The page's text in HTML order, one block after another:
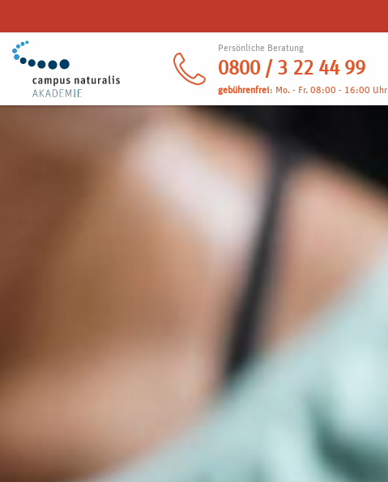
Persönliche Beratung
0800 / 3 22 44 99
gebührenfrei: Mo. - Fr. 08:00 - 16:00 Uhr